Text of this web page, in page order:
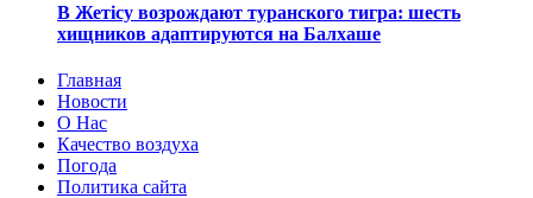
В Жетісу возрождают туранского тигра: шесть
хищников адаптируются на Балхаше
Главная
Новости
О Нас
Качество воздуха
Погода
Политика сайта